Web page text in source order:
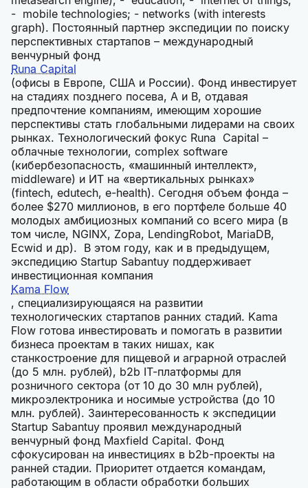
- mobile technologies; - networks (with interests
graph). Постоянный партнер экспедиции по поиску
перспективных стартапов – международный
венчурный фонд
Runa Capital
(офисы в Европе, США и России). Фонд инвестирует
на стадиях позднего посева, А и B, отдавая
предпочтение компаниям, имеющим хорошие
перспективы стать глобальными лидерами на своих
рынках. Технологический фокус Runa Capital –
облачные технологии, complex software
(кибербезопасность, «машинный интеллект»,
middleware) и ИТ на «вертикальных рынках»
(fintech, edutech, e-health). Сегодня объем фонда –
более $270 миллионов, в его портфеле больше 40
молодых амбициозных компаний со всего мира (в
том числе, NGINX, Zopa, LendingRobot, MariaDB,
Ecwid и др). В этом году, как и в предыдущем,
экспедицию Startup Sabantuy поддерживает
инвестиционная компания
Kama Flow
, специализирующаяся на развитии
технологических стартапов ранних стадий. Kama
Flow готова инвестировать и помогать в развитии
бизнеса проектам в таких нишах, как
станкостроение для пищевой и аграрной отраслей
(до 5 млн. рублей), b2b IT-платформы для
розничного сектора (от 10 до 30 млн рублей),
микроэлектроника и носимые устройства (до 10
млн. рублей). Заинтересованность к экспедиции
Startup Sabantuy проявил международный
венчурный фонд Maxfield Capital. Фонд
сфокусирован на инвестициях в b2b-проекты на
ранней стадии. Приоритет отдается командам,
работающим в области обработки больших